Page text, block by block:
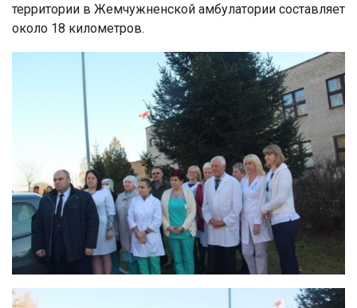
территории в Жемчужненской амбулатории составляет
около 18 километров.